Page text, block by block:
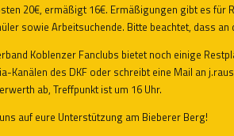
20€, ermäßigt 16€. Ermäßigungen gibt es für
sowie Arbeitsuchende. Bitte beachtet, dass
Koblenzer Fanclubs bietet noch einige
Kanälen des DKF oder schreibt eine Mail an
ab, Treffpunkt ist um 16 Uhr.
auf eure Unterstützung am Bieberer Berg!